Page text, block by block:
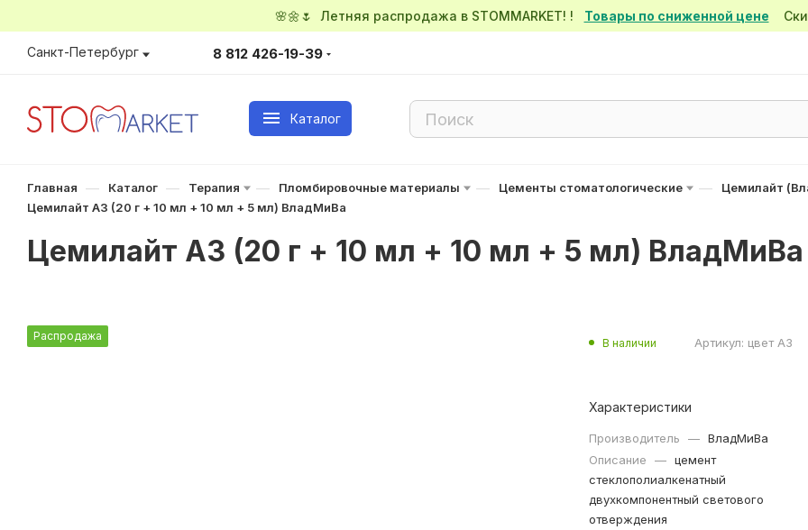
🌸🌼🌷 Летняя распродажа в STOMMARKET! ! Товары по сниженной цене
Санкт-Петербург 8 812 426-19-39
Каталог
Главная — Каталог — Терапия — Пломбировочные материалы — Цементы стоматологические — Цемилайт
Цемилайт A3 (20 г + 10 мл + 10 мл + 5 мл) ВладМиВа
Цемилайт A3 (20 г + 10 мл + 10 мл + 5 мл) ВладМиВа
Распродажа В наличии Артикул: цвет А3
Характеристики
Производитель — ВладМиВа
Описание
— цемент
стеклополиалкенатный
двухкомпонентный светового
отверждения